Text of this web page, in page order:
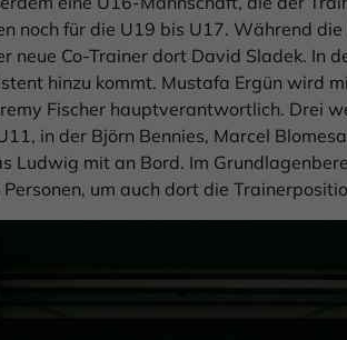
noch für die U19 bis U17. Während
neue Co-Trainer dort David Sladek. In
hinzu kommt. Mustafa Ergün wird
Fischer hauptverantwortlich. Drei
in der Björn Bennies, Marcel
Ludwig mit an Bord. Im
um auch dort die